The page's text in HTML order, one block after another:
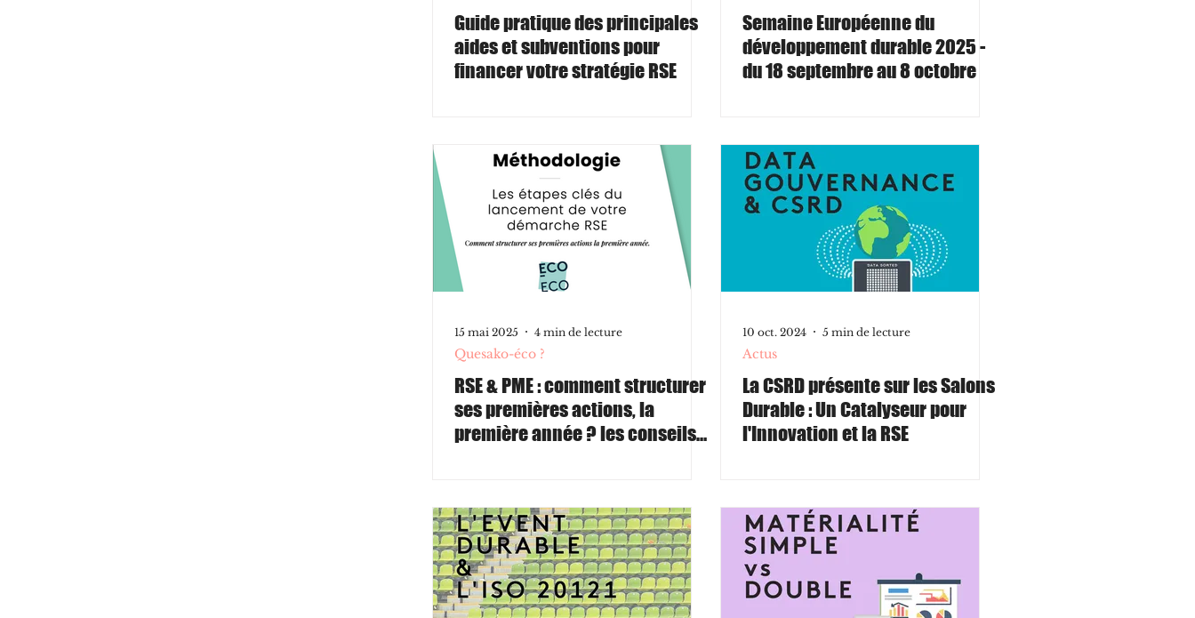
Guide pratique des principales
aides et subventions pour
financer votre stratégie RSE
Semaine Européenne du
développement durable 2025 -
du 18 septembre au 8 octobre
15 mai 2025 4 min de lecture
Quesako-éco ?
RSE & PME : comment structurer
ses premières actions, la
première année ? les conseils
10 oct. 2024 5 min de lecture
Actus
La CSRD présente sur les Salons
Durable : Un Catalyseur pour
l'Innovation et la RSE